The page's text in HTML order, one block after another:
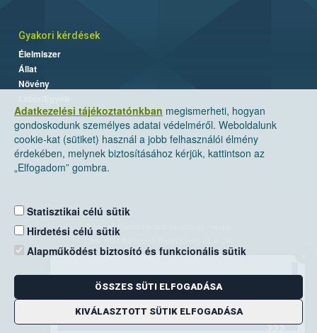
Adatkezelési tájékoztatónkban megismerheti, hogyan
gondoskodunk személyes adatai védelméről. Weboldalunk
cookie-kat (sütiket) használ a jobb felhasználói élmény
érdekében, melynek biztosításához kérjük, kattintson az
„Elfogadom” gombra.
Statisztikai célú sütik
Hirdetési célú sütik
Alapműködést biztosító és funkcionális sütik
ÖSSZES SÜTI ELFOGADÁSA
KIVÁLASZTOTT SÜTIK ELFOGADÁSA
Gyakori kérdések
Élelmiszer
Állat
Növény
Nemzeti Élelmiszerlánc-biztonsági Hivatal
Levelezési cím: 1525 Budapest. Pf. 30.
E-mail:ugyfelszolgalat@nebih.gov.hu
Zöld szám: 06-80/263-244
Telefon: 06-1/ 336-9000